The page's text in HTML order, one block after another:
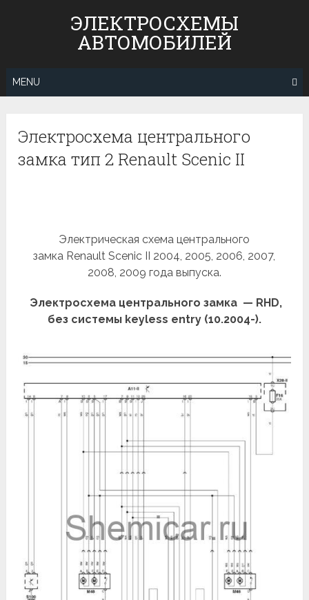
ЭЛЕКТРОСХЕМЫ
АВТОМОБИЛЕЙ
MENU
Электросхема центрального
замка тип 2 Renault Scenic II
Электрическая схема центрального
замка Renault Scenic II 2004, 2005, 2006, 2007,
2008, 2009 года выпуска.
Электросхема центрального замка — RHD,
без системы keyless entry (10.2004-).